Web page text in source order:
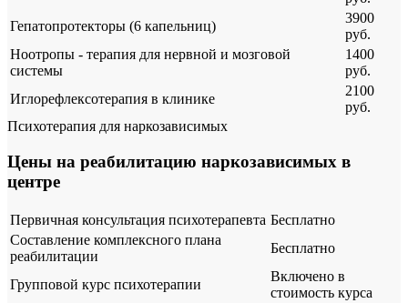
Гепатопротекторы (6 капельниц)
3900
руб.
Ноотропы - терапия для нервной и мозговой
системы
1400
руб.
Иглорефлексотерапия в клинике
2100
руб.
Психотерапия для наркозависимых
Цены на реабилитацию наркозависимых в
центре
Первичная консультация психотерапевта Бесплатно
Составление комплексного плана
реабилитации
Бесплатно
Групповой курс психотерапии
Включено в
стоимость курса